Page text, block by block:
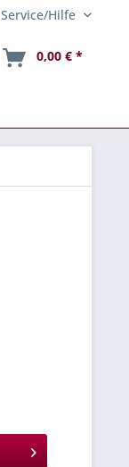
Service/Hilfe
0,00 € *